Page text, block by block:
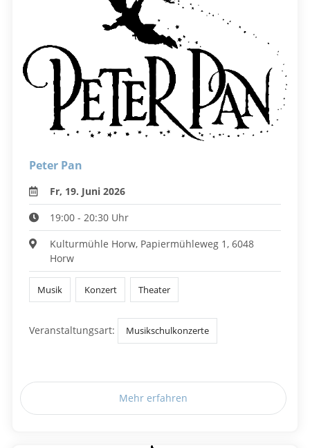
Peter Pan
Fr, 19. Juni 2026
19:00 - 20:30 Uhr
Kulturmühle Horw, Papiermühleweg 1, 6048
Horw
Musik Konzert Theater
Veranstaltungsart: Musikschulkonzerte
Mehr erfahren